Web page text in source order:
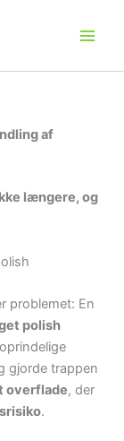
af
længere, og
problemet: En
polish
gjorde trappen
overflade, der
.